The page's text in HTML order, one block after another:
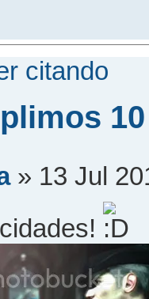
citando
» 13 Jul